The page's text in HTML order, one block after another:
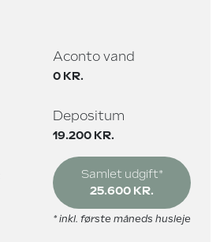
Aconto vand
0 KR.
Depositum
19.200 KR.
Samlet udgift*
25.600 KR.
* inkl. første måneds husleje